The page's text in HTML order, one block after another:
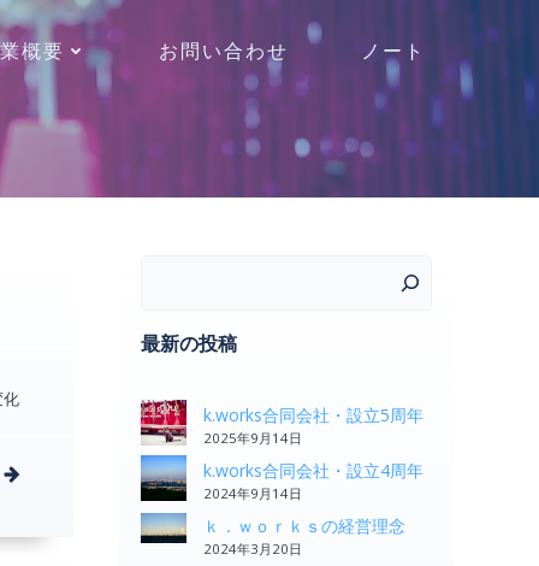
概要 お問い合わせ ノート
化
最新の投稿
k.works合同会社・設立5周年
2025年9月14日
k.works合同会社・設立4周年
2024年9月14日
ｋ．ｗｏｒｋｓの経営理念
2024年3月20日